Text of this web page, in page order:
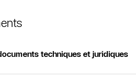
techniques et juridiques